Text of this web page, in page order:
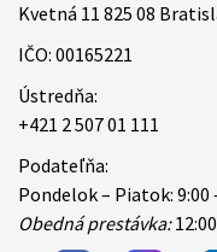
Kvetná 11 825 08
IČO: 00165221
Ústredňa:
+421 2 507 01 111
Podateľňa:
Pondelok – Piatok: 9:00
Obedná prestávka: